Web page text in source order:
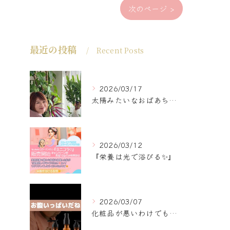
次のページ >
最近の投稿 Recent Posts
2026/03/17
太陽みたいなおばあちゃんに
2026/03/12
『栄養は光で浴びる✨』
2026/03/07
化粧品が悪いわけでもなく